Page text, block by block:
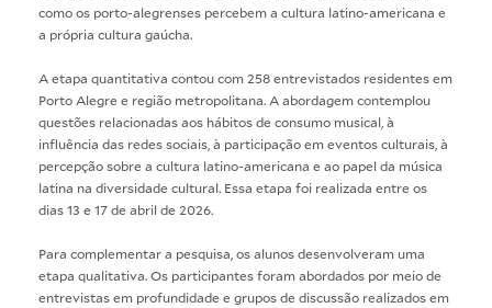
como os porto-alegrenses percebem a cultura latino-americana e
a própria cultura gaúcha.
A etapa quantitativa contou com 258 entrevistados residentes em
Porto Alegre e região metropolitana. A abordagem contemplou
questões relacionadas aos hábitos de consumo musical, à
influência das redes sociais, à participação em eventos culturais, à
percepção sobre a cultura latino-americana e ao papel da música
latina na diversidade cultural. Essa etapa foi realizada entre os
dias 13 e 17 de abril de 2026.
Para complementar a pesquisa, os alunos desenvolveram uma
etapa qualitativa. Os participantes foram abordados por meio de
entrevistas em profundidade e grupos de discussão realizados em